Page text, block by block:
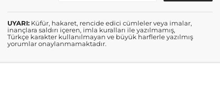
UYARI: Küfür, hakaret, rencide edici cümleler veya imalar,
inançlara saldırı içeren, imla kuralları ile yazılmamış,
Türkçe karakter kullanılmayan ve büyük harflerle yazılmış
yorumlar onaylanmamaktadır.